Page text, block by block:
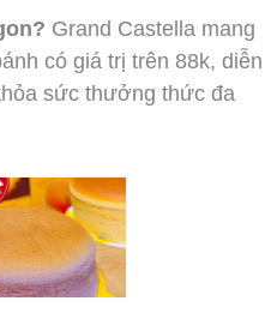
Grand Castella mang
có giá trị trên 88k, diễn
sức thưởng thức đa